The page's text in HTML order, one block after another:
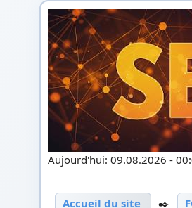
Aujourd'hui: 09.08.2026 -
Accueil du site
✒️